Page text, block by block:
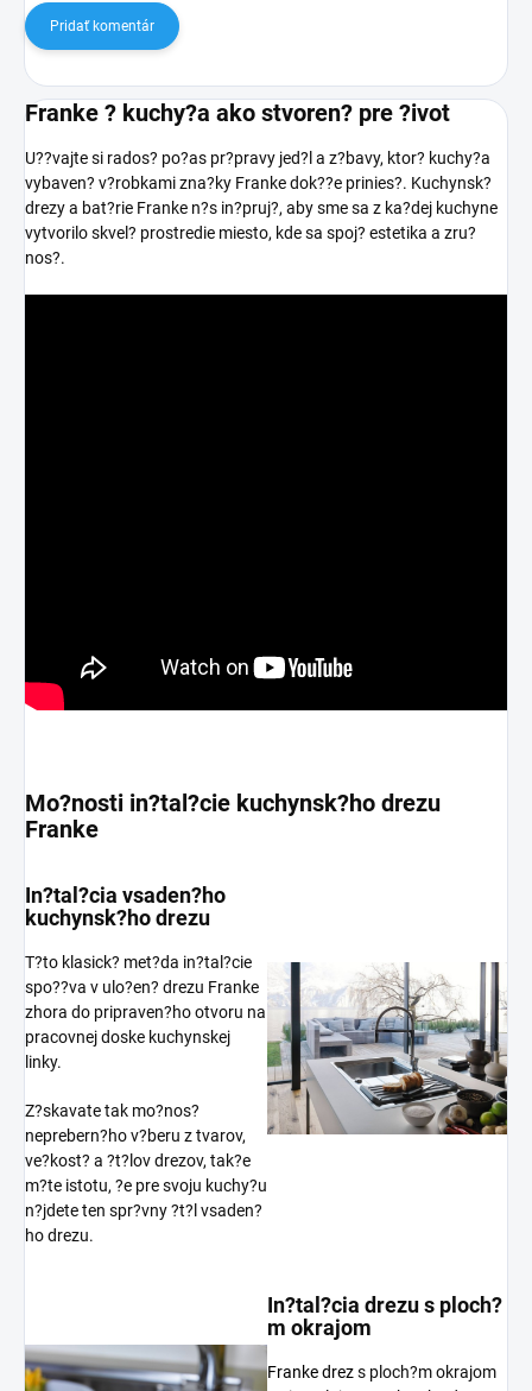
Pridať komentár
Franke ? kuchy?a ako stvoren? pre ?ivot
U??vajte si rados? po?as pr?pravy jed?l a z?bavy, ktor? kuchy?a
vybaven? v?robkami zna?ky Franke dok??e prinies?. Kuchynsk?
drezy a bat?rie Franke n?s in?pruj?, aby sme sa z ka?dej kuchyne
vytvorilo skvel? prostredie miesto, kde sa spoj? estetika a zru?
nos?.
Mo?nosti in?tal?cie kuchynsk?ho drezu
Franke
In?tal?cia vsaden?ho
kuchynsk?ho drezu
T?to klasick? met?da in?tal?cie
spo??va v ulo?en? drezu Franke
zhora do pripraven?ho otvoru na
pracovnej doske kuchynskej
linky.
Z?skavate tak mo?nos?
neprebern?ho v?beru z tvarov,
ve?kost? a ?t?lov drezov, tak?e
m?te istotu, ?e pre svoju kuchy?u
n?jdete ten spr?vny ?t?l vsaden?
ho drezu.
In?tal?cia drezu s ploch?
m okrajom
Franke drezs ploch?m okrajom